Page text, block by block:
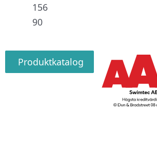
156
90
Produktkatalog